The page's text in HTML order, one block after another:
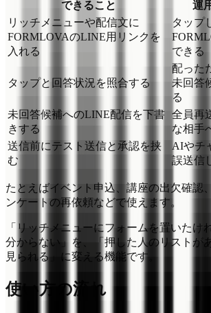
できること
運
リッチメニューや配信文に
FORMLOVAのLINE用リンクを
入れる
タップ
できる
タップと回答状況を照合する
配った
未回答
る
未回答候補へのLINE配信を下書
きする
全員再
な相手
送信前にテスト送信と承認を挟
む
AIやチ
誤送信
たとえばイベント申込、講座の出欠確認
ンケートの再依頼などで使えます。
「リッチメニューにフォームを置いたけ
分からない」を、「押した人のリストが
見られる」に変える機能です。
使い方の流れ